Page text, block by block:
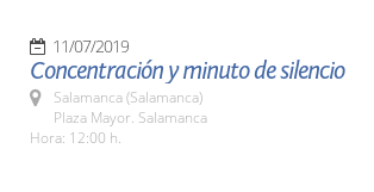
11/07/2019
Concentración y minuto de silencio
Salamanca (Salamanca)
Plaza Mayor. Salamanca
Hora: 12:00 h.